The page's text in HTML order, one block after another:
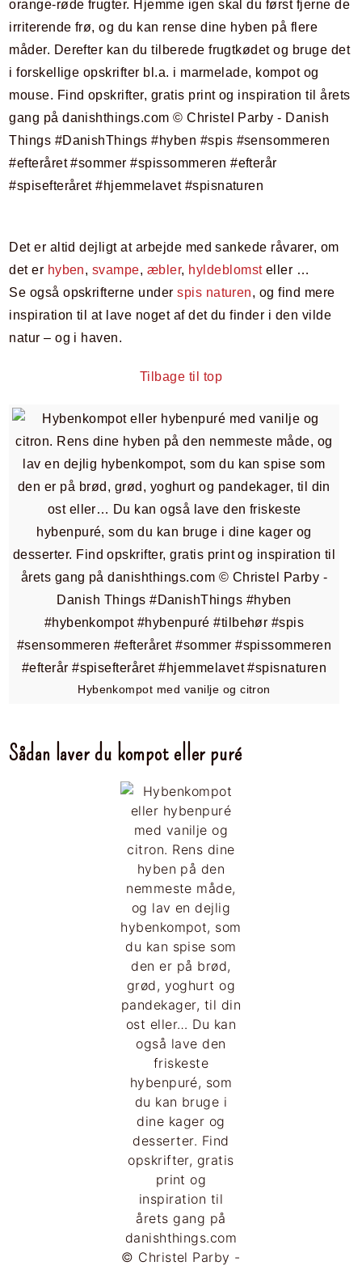
Det er altid dejligt at arbejde med sankede råvarer, om
det er hyben, svampe, æbler, hyldeblomst eller …
Se også opskrifterne underspis naturen, og find mere
inspiration til at lave noget af det du finder i den vilde
natur – og i haven.
Tilbage til top
Hybenkompot med vanilje og citron
Sådan laver du kompot eller puré